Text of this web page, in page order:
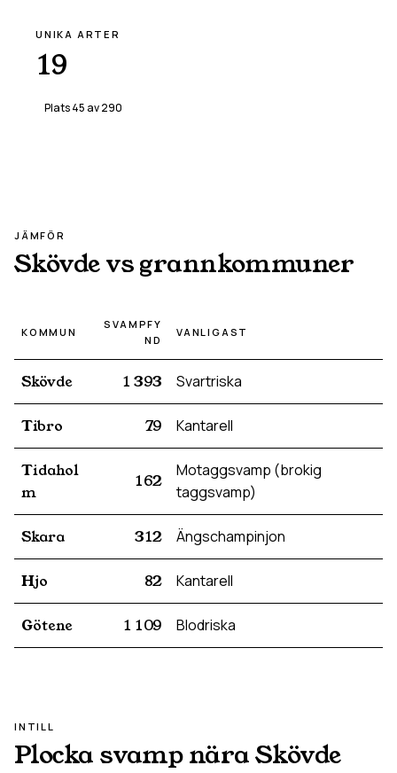
UNIKA ARTER
19
Plats45 av290
JÄMFÖR
Skövdevs grannkommuner
KOMMUN
SVAMPFY
ND
VANLIGAST
Skövde 1 393 Svartriska
Tibro 79 Kantarell
Tidahol
m
162
Motaggsvamp (brokig
taggsvamp)
Skara 312 Ängschampinjon
Hjo 82 Kantarell
Götene 1 109 Blodriska
INTILL
Plocka svamp näraSkövde